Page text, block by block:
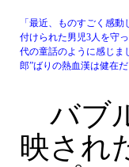
「最近、ものすごく感
付けられた男児3人を守
代の童話のように感じま
郎”ばりの熱血漢は健在だ
バブ
映され